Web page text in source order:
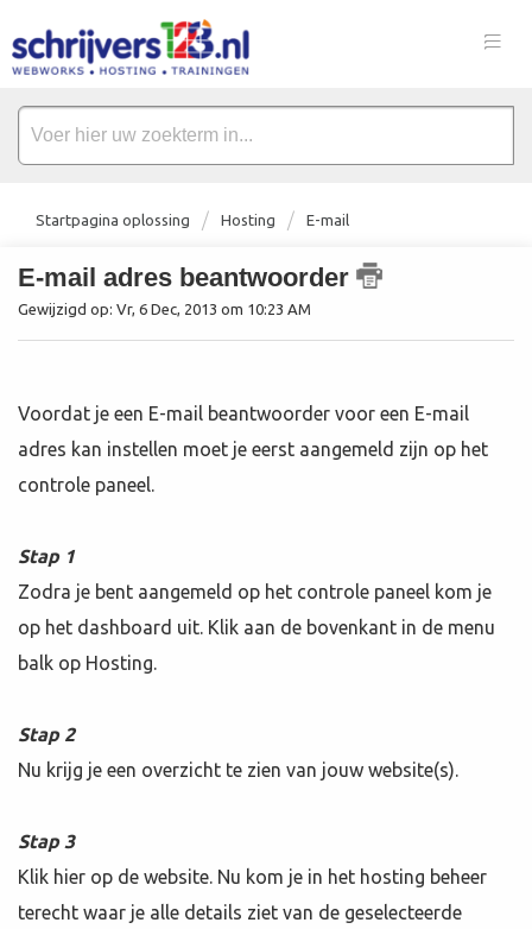
Startpagina oplossing Hosting E-mail
E-mail adres beantwoorder
Gewijzigd op: Vr, 6 Dec, 2013 om 10:23 AM
Voordat je een E-mail beantwoorder voor een E-mail
adres kan instellen moet je eerst aangemeld zijn op het
controle paneel.
Stap 1
Zodra je bent aangemeld op het controle paneel kom je
op het dashboard uit. Klik aan de bovenkant in de menu
balk op Hosting.
Stap 2
Nu krijg je een overzicht te zien van jouw website(s).
Stap 3
Klik hier op de website. Nu kom je in het hosting beheer
terecht waar je alle details ziet van de geselecteerde